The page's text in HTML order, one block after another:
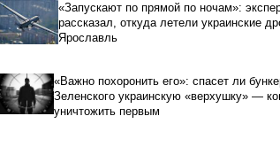
«Запускают по прямой по ночам»:
рассказал, откуда летели украинские
Ярославль
«Важно похоронить его»: спасет ли
Зеленского украинскую «верхушку» —
уничтожить первым